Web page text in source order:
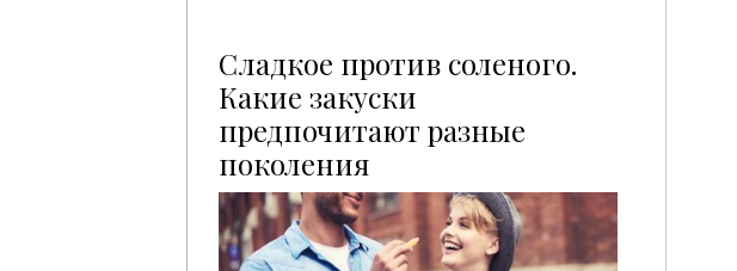
Сладкое против соленого.
Какие закуски
предпочитают разные
поколения